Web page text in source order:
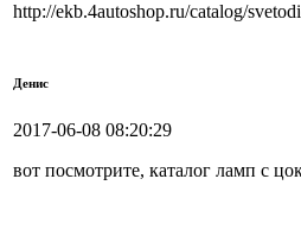
http://ekb.4autoshop.ru/catalog/
Денис
2017-06-08 08:20:29
вот посмотрите, каталог ламп с